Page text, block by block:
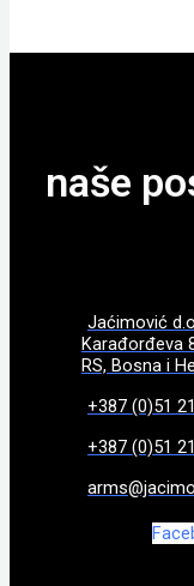
naše
Jaćimović
Karađorđeva
RS, Bosna i
+387 (0)51
+387 (0)51